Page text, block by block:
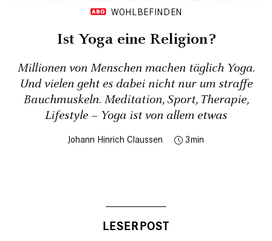
WOHLBEFINDEN
Ist Yoga eine Religion?
Millionen von Menschen machen täglich Yoga.
Und vielen geht es dabei nicht nur um straffe
Bauchmuskeln. Meditation, Sport, Therapie,
Lifestyle – Yoga ist von allem etwas
Johann Hinrich Claussen 3